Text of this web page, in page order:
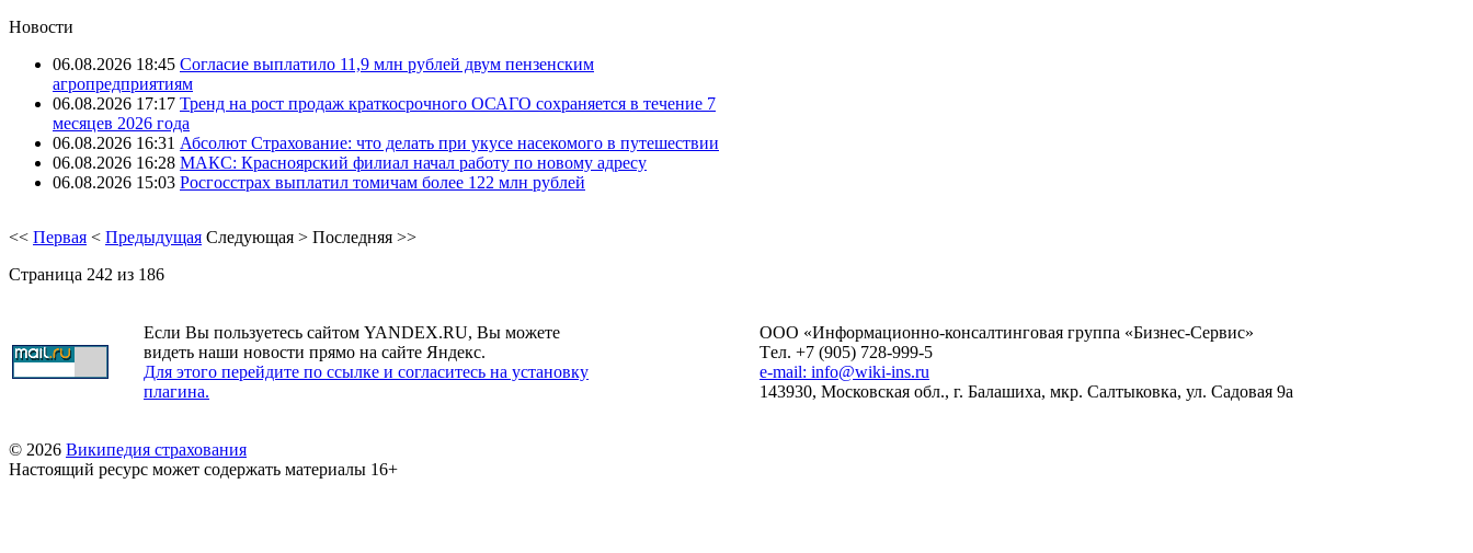
Новости
06.08.2026 18:45 Согласие выплатило 11,9 млн рублей двум пензенским
агропредприятиям
06.08.2026 17:17 Тренд на рост продаж краткосрочного ОСАГО сохраняется в течение 7
месяцев 2026 года
06.08.2026 16:31 Абсолют Страхование: что делать при укусе насекомого в путешествии
06.08.2026 16:28 МАКС: Красноярский филиал начал работу по новому адресу
06.08.2026 15:03 Росгосстрах выплатил томичам более 122 млн рублей
<< Первая < Предыдущая Следующая > Последняя >>
Страница 242 из 186
Если Вы пользуетесь сайтом YANDEX.RU, Вы можете
видеть наши новости прямо на сайте Яндекс.
Для этого перейдите по ссылке и согласитесь на установку
плагина.
ОOO «Информационно-консалтинговая группа «Бизнес-Сервис»
Tел. +7 (905) 728-999-5
e-mail: info@wiki-ins.ru
143930, Московская обл., г. Балашиха, мкр. Салтыковка, ул. Садовая 9а
© 2026 Википедия страхования
Настоящий ресурс может содержать материалы 16+